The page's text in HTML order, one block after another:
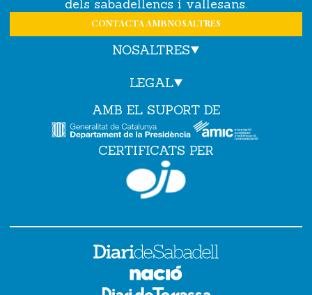
dels sabadellencs i vallesans.
CONTACTA AMB NOSALTRES
NOSALTRES
LEGAL
AMB EL SUPORT DE
CERTIFICATS PER